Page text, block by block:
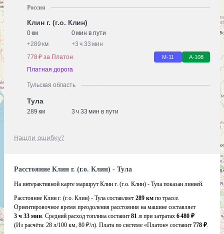
Россия
Клин г. (г.о. Клин)
0 км
0 мин в пути
+289 км +3 ч 33 мин
778 ₽ за Платон
М-11 А-108
Платная дорога
Тульская область
Тула
289 км 3 ч 33 мин в пути
Нашли ошибку?
Расстояние Клин г. (г.о. Клин) - Тула
На интерактивной карте маршрут Клин г. (г.о. Клин) - Тула показан линией.
Расстояние Клин г. (г.о. Клин) - Тула составляет 289 км по трассе.
Ориентировочное время преодоления расстояния на машине составляет
3 ч 33 мин. Средний расход топлива составит 81 л при затратах 6 480 ₽
(Из расчёта: 28 л/100 км, 80 ₽/л). Плата по системе «Платон» составит 778 ₽.